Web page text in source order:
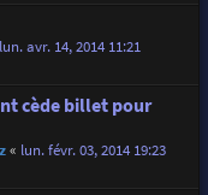
lun. avr. 14, 2014 11:21
cède billet pour
« lun. févr. 03, 2014 19:23